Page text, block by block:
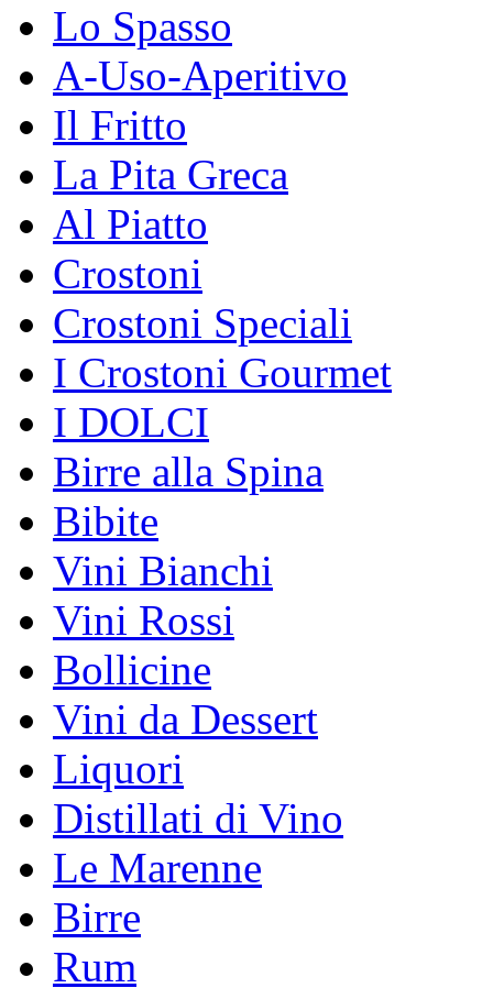
Lo Spasso
A-Uso-Aperitivo
Il Fritto
La Pita Greca
Al Piatto
Crostoni
Crostoni Speciali
I Crostoni Gourmet
I DOLCI
Birre alla Spina
Bibite
Vini Bianchi
Vini Rossi
Bollicine
Vini da Dessert
Liquori
Distillati di Vino
Le Marenne
Birre
Rum